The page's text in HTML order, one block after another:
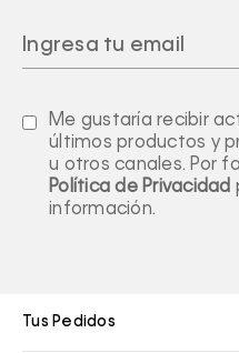
Me gustaría recibir
últimos productos y
u otros canales. Por
Política de Privacidad
información.
Tus Pedidos